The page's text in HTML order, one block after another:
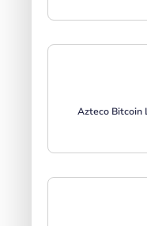
Azteco Bitcoin